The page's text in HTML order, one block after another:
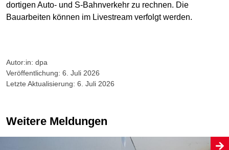
dortigen Auto- und S-Bahnverkehr zu rechnen. Die
Bauarbeiten können im Livestream verfolgt werden.
Autor:in: dpa
Veröffentlichung: 6. Juli 2026
Letzte Aktualisierung: 6. Juli 2026
Weitere Meldungen